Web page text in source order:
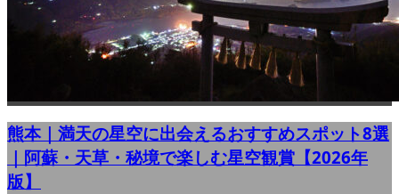
熊本｜満天の星空に出会えるおすすめスポット8選
｜阿蘇・天草・秘境で楽しむ星空観賞【2026年
版】